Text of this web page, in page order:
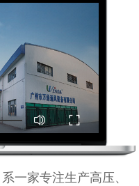
系一家专注生产高压、